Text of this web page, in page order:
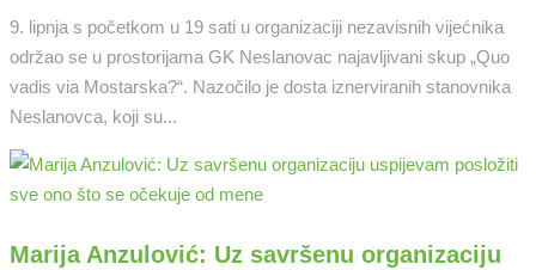
9. lipnja s početkom u 19 sati u organizaciji nezavisnih vijećnika
održao se u prostorijama GK Neslanovac najavljivani skup „Quo
vadis via Mostarska?“. Nazočilo je dosta iznerviranih stanovnika
Neslanovca, koji su...
Marija Anzulović: Uz savršenu organizaciju